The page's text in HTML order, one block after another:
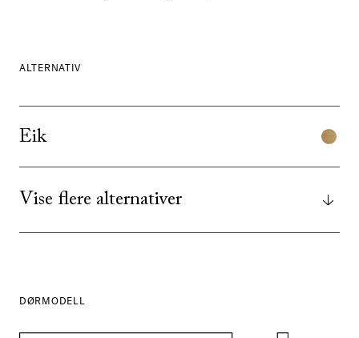
ALTERNATIV
Eik
Vise flere alternativer
DØRMODELL